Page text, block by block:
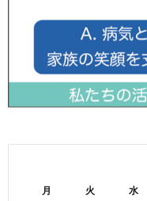
月 火 水